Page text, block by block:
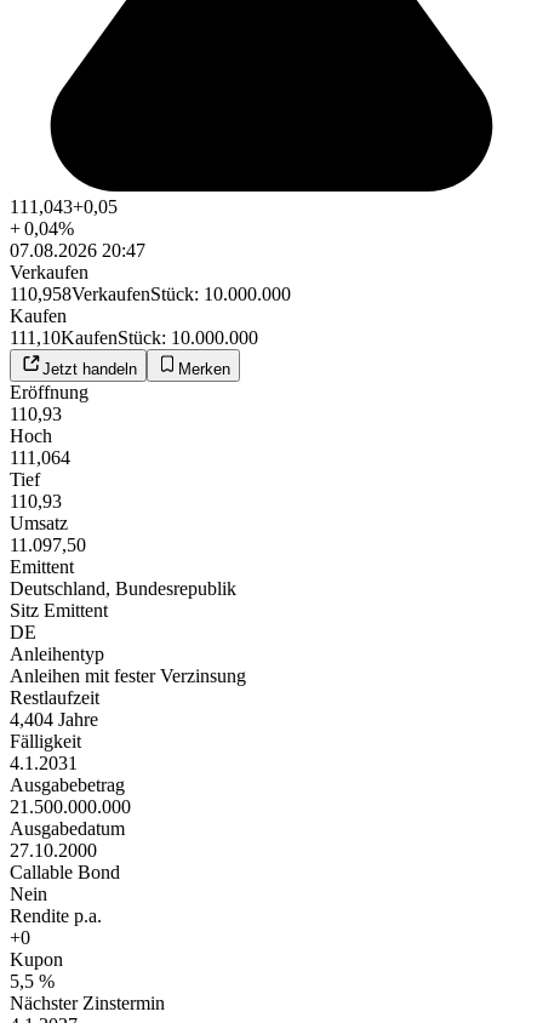
111,043+0,05
+0,04%
07.08.2026 20:47
Verkaufen
110,958VerkaufenStück: 10.000.000
Kaufen
111,10KaufenStück: 10.000.000
Jetzt handeln Merken
Eröffnung
110,93
Hoch
111,064
Tief
110,93
Umsatz
11.097,50
Emittent
Deutschland, Bundesrepublik
Sitz Emittent
DE
Anleihentyp
Anleihen mit fester Verzinsung
Restlaufzeit
4,404 Jahre
Fälligkeit
4.1.2031
Ausgabebetrag
21.500.000.000
Ausgabedatum
27.10.2000
Callable Bond
Nein
Rendite p.a.
+0
Kupon
5,5 %
Nächster Zinstermin